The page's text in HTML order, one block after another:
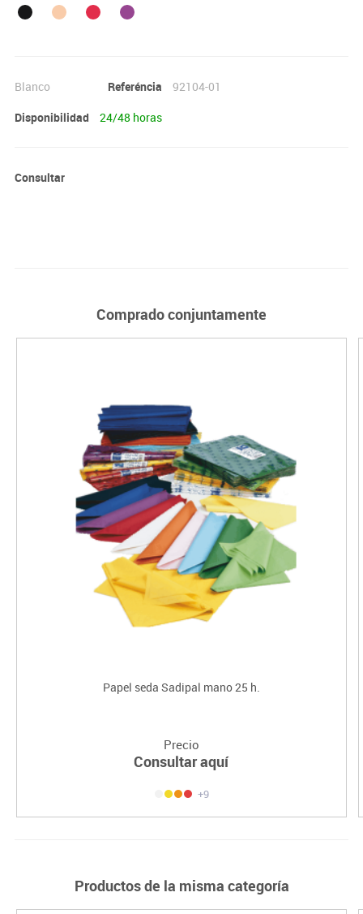
Blanco Referéncia
92104-01
Disponibilidad
24/48 horas
Consultar
Comprado conjuntamente
Papel seda Sadipal mano 25 h.
Precio
Consultar aquí
+9
Productos de la misma categoría